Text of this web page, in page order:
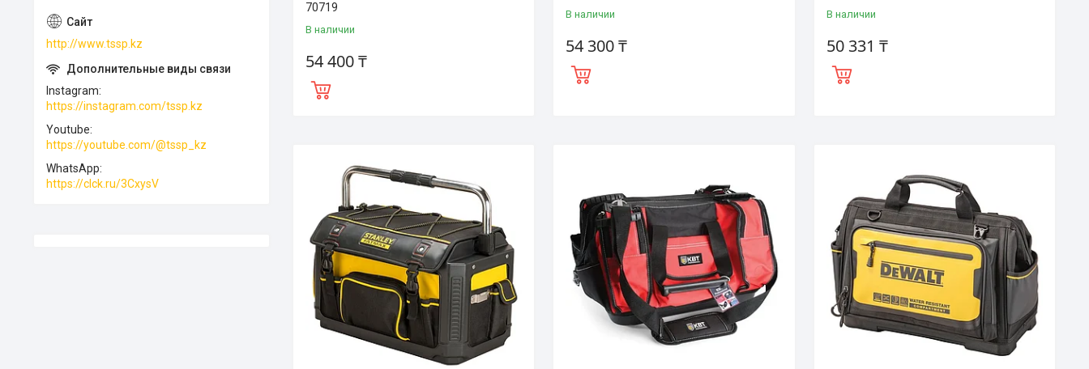
70719
В наличии
54 400 ₸
В наличии
54 300 ₸
В наличии
50 331 ₸
http://www.tssp.kz
Instagram
https://instagram.com/tssp.kz
Youtube
https://youtube.com/@tssp_kz
WhatsApp
https://clck.ru/3CxysV